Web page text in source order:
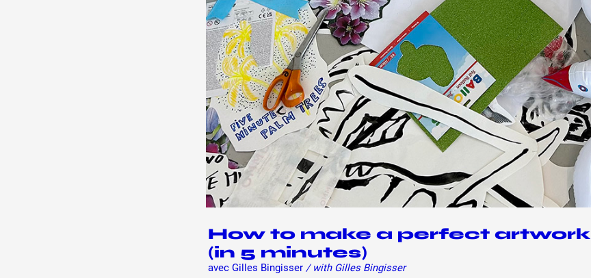
How to make a perfect artwork
(in 5 minutes)
avec Gilles Bingisser / with Gilles Bingisser